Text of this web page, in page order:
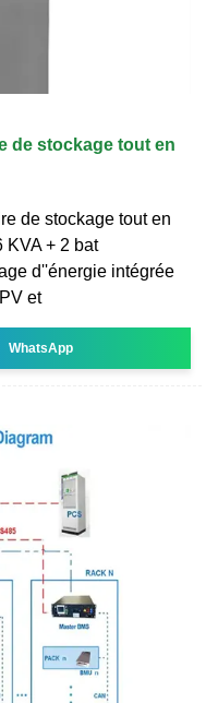
de stockage tout en
de stockage tout en
KVA + 2 bat
d''énergie intégrée
et
WhatsApp